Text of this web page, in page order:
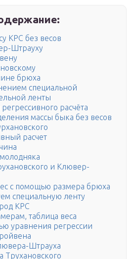
КРС без весов
Штрауху
брюха
специальной
ленты
расчёта
массы быка без весов
расчет
и Клювер-
с помощью размера брюха
специальную ленту
КРС
таблица веса
уравнения регрессии
Штрауха
Трухановского